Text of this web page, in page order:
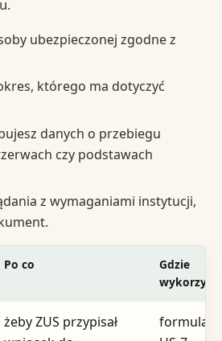
ubezpieczonej zgodne z
którego ma dotyczyć
danych o przebiegu
czy podstawach
z wymaganiami instytucji,
Po co
Gdzie
żeby ZUS przypisał
formularz